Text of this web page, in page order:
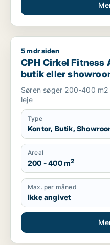
CPH Cirkel Fitness ApS
5 mdr siden
CPH Cirkel Fitness
butik eller
Nordhavn eller
Søren søger 200-400
leje
Type
Kontor, Butik,
Areal
200 - 400 m2
Max. per måned
Ikke angivet